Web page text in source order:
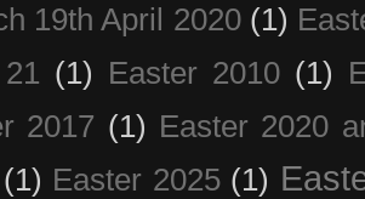
19th April 2020 (1)
(1) Easter 2010 (1)
2017 (1) Easter 2020
(1) Easter 2025 (1)